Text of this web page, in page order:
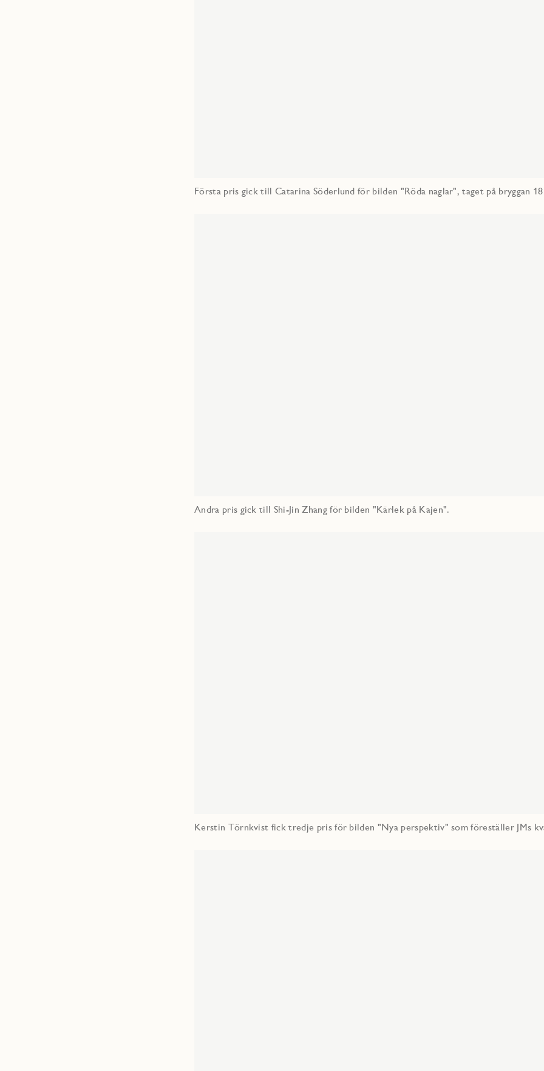
Första pris gick till Catarina Söderlund för bilden "Röda naglar", taget på bryggan
Andra pris gick till Shi-Jin Zhang för bilden "Kärlek på Kajen".
Kerstin Törnkvist fick tredje pris för bilden "Nya perspektiv" som föreställer JMs